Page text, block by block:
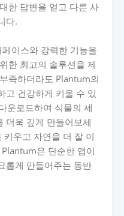
한 답변을 얻고 다른 사
다.
이스와 강력한 기능을
한 최고의 솔루션을 제
족하더라도 Plantum의
고 건강하게 키울 수 있
운로드하여 식물의 세
더욱 깊게 만들어보세
우고 자연을 더 잘 이
은 단순한 앱이
롭게 만들어주는 동반